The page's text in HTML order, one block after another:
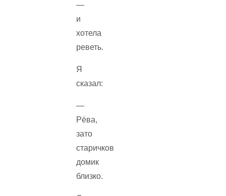
—
и
хотела
реветь.
Я
сказал:
—
Рёва,
зато
старичков
домик
близко.